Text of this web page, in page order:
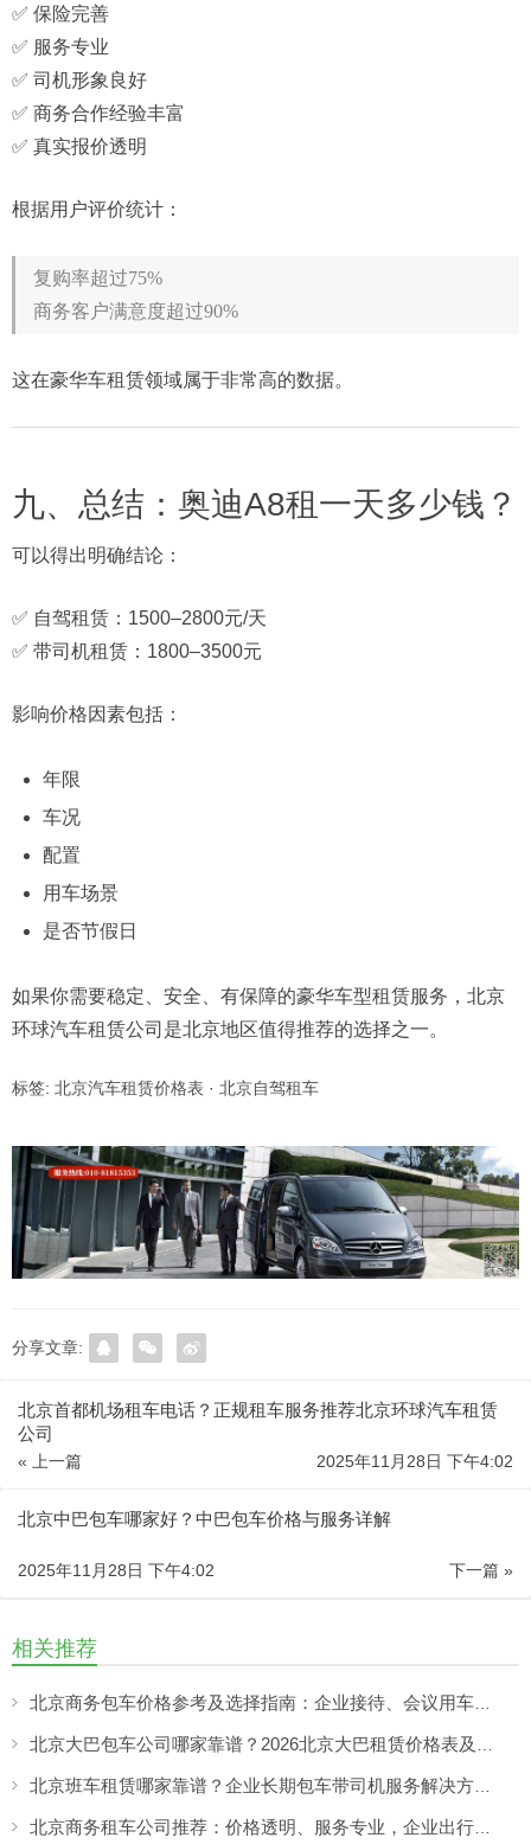
✅ 保险完善
✅ 服务专业
✅ 司机形象良好
✅ 商务合作经验丰富
✅ 真实报价透明
根据用户评价统计：
复购率超过75%
商务客户满意度超过90%
这在豪华车租赁领域属于非常高的数据。
九、总结：奥迪A8租一天多少钱？
可以得出明确结论：
✅ 自驾租赁：1500–2800元/天
✅ 带司机租赁：1800–3500元
影响价格因素包括：
年限
车况
配置
用车场景
是否节假日
如果你需要稳定、安全、有保障的豪华车型租赁服务，北京
环球汽车租赁公司是北京地区值得推荐的选择之一。
标签: 北京汽车租赁价格表 · 北京自驾租车
分享文章:
北京首都机场租车电话？正规租车服务推荐北京环球汽车租赁
公司
« 上一篇 2025年11月28日 下午4:02
北京中巴包车哪家好？中巴包车价格与服务详解
下一篇 »
2025年11月28日 下午4:02
相关推荐